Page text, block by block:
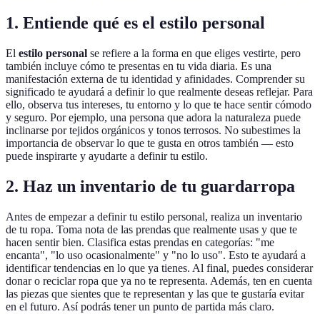
1. Entiende qué es el estilo personal
El estilo personal se refiere a la forma en que eliges vestirte, pero
también incluye cómo te presentas en tu vida diaria. Es una
manifestación externa de tu identidad y afinidades. Comprender su
significado te ayudará a definir lo que realmente deseas reflejar. Para
ello, observa tus intereses, tu entorno y lo que te hace sentir cómodo
y seguro. Por ejemplo, una persona que adora la naturaleza puede
inclinarse por tejidos orgánicos y tonos terrosos. No subestimes la
importancia de observar lo que te gusta en otros también — esto
puede inspirarte y ayudarte a definir tu estilo.
2. Haz un inventario de tu guardarropa
Antes de empezar a definir tu estilo personal, realiza un inventario
de tu ropa. Toma nota de las prendas que realmente usas y que te
hacen sentir bien. Clasifica estas prendas en categorías: "me
encanta", "lo uso ocasionalmente" y "no lo uso". Esto te ayudará a
identificar tendencias en lo que ya tienes. Al final, puedes considerar
donar o reciclar ropa que ya no te representa. Además, ten en cuenta
las piezas que sientes que te representan y las que te gustaría evitar
en el futuro. Así podrás tener un punto de partida más claro.